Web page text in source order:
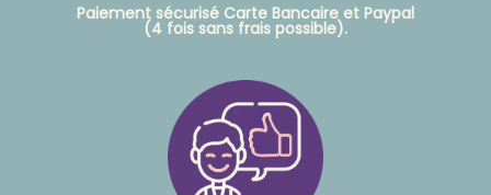
Paiement sécurisé Carte Bancaire et Paypal
(4 fois sans frais possible).